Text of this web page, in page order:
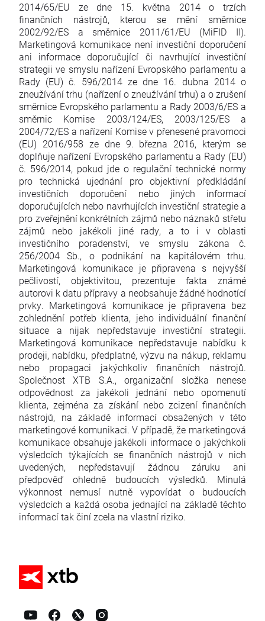
2014/65/EU ze dne 15. května 2014 o trzích
finančních nástrojů, kterou se mění směrnice
2002/92/ES a směrnice 2011/61/EU (MiFID II).
Marketingová komunikace není investiční doporučení
ani informace doporučující či navrhující investiční
strategii ve smyslu nařízení Evropského parlamentu a
Rady (EU) č. 596/2014 ze dne 16. dubna 2014 o
zneužívání trhu (nařízení o zneužívání trhu) a o zrušení
směrnice Evropského parlamentu a Rady 2003/6/ES a
směrnic Komise 2003/124/ES, 2003/125/ES a
2004/72/ES a nařízení Komise v přenesené pravomoci
(EU) 2016/958 ze dne 9. března 2016, kterým se
doplňuje nařízení Evropského parlamentu a Rady (EU)
č. 596/2014, pokud jde o regulační technické normy
pro technická ujednání pro objektivní předkládání
investičních doporučení nebo jiných informací
doporučujících nebo navrhujících investiční strategie a
pro zveřejnění konkrétních zájmů nebo náznaků střetu
zájmů nebo jakékoli jiné rady, a to i v oblasti
investičního poradenství, ve smyslu zákona č.
256/2004 Sb., o podnikání na kapitálovém trhu.
Marketingová komunikace je připravena s nejvyšší
pečlivostí, objektivitou, prezentuje fakta známé
autorovi k datu přípravy a neobsahuje žádné hodnotící
prvky. Marketingová komunikace je připravena bez
zohlednění potřeb klienta, jeho individuální finanční
situace a nijak nepředstavuje investiční strategii.
Marketingová komunikace nepředstavuje nabídku k
prodeji, nabídku, předplatné, výzvu na nákup, reklamu
nebo propagaci jakýchkoliv finančních nástrojů.
Společnost XTB S.A., organizační složka nenese
odpovědnost za jakékoli jednání nebo opomenutí
klienta, zejména za získání nebo zcizení finančních
nástrojů, na základě informací obsažených v této
marketingové komunikaci. V případě, že marketingová
komunikace obsahuje jakékoli informace o jakýchkoli
výsledcích týkajících se finančních nástrojů v nich
uvedených, nepředstavují žádnou záruku ani
předpověď ohledně budoucích výsledků. Minulá
výkonnost nemusí nutně vypovídat o budoucích
výsledcích a každá osoba jednající na základě těchto
informací tak činí zcela na vlastní riziko.